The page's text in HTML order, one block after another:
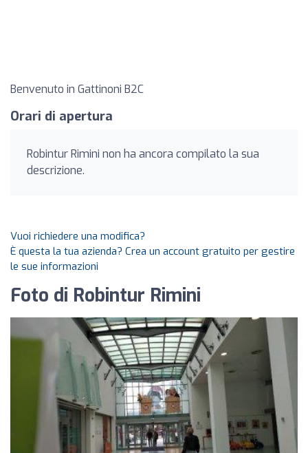
Benvenuto in Gattinoni B2C
Orari di apertura
Robintur Rimini non ha ancora compilato la sua
descrizione.
Vuoi richiedere una modifica?
È questa la tua azienda? Crea un account gratuito per gestire
le sue informazioni
Foto di Robintur Rimini